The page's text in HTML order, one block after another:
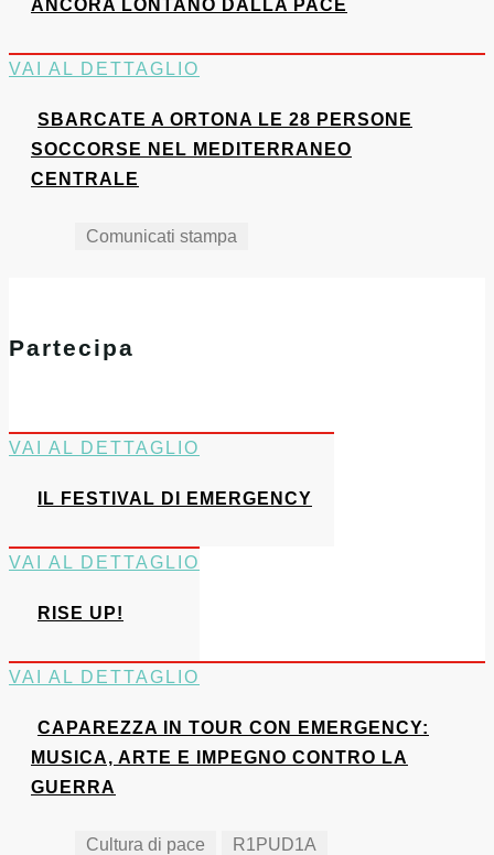
ANCORA LONTANO DALLA PACE
VAI AL DETTAGLIO
SBARCATE A ORTONA LE 28 PERSONE
SOCCORSE NEL MEDITERRANEO
CENTRALE
Comunicati stampa
Partecipa
VAI AL DETTAGLIO
IL FESTIVAL DI EMERGENCY
VAI AL DETTAGLIO
RISE UP!
VAI AL DETTAGLIO
CAPAREZZA IN TOUR CON EMERGENCY:
MUSICA, ARTE E IMPEGNO CONTRO LA
GUERRA
Cultura di pace R1PUD1A